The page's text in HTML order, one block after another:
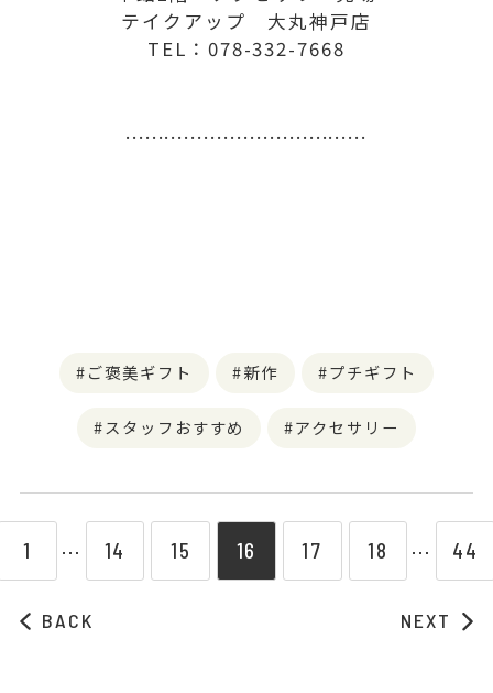
テイクアップ 大丸神戸店
TEL：078-332-7668
.....................................
ご褒美ギフト 新作 プチギフト
スタッフおすすめ アクセサリー
BACK
1 ⋯ 14 15 16 17 18 ⋯ 44
NEXT